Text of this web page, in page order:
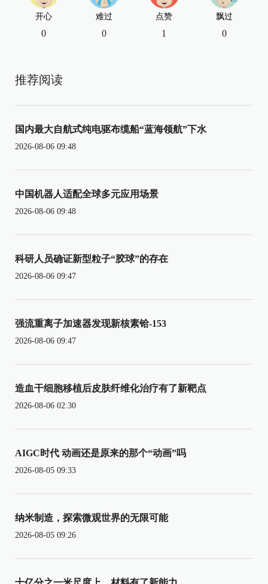
开心
0
难过
0
点赞
1
飘过
0
推荐阅读
国内最大自航式纯电驱布缆船“蓝海领航”下水
2026-08-06 09:48
中国机器人适配全球多元应用场景
2026-08-06 09:48
科研人员确证新型粒子“胶球”的存在
2026-08-06 09:47
强流重离子加速器发现新核素铪-153
2026-08-06 09:47
造血干细胞移植后皮肤纤维化治疗有了新靶点
2026-08-06 02:30
AIGC时代 动画还是原来的那个“动画”吗
2026-08-05 09:33
纳米制造，探索微观世界的无限可能
2026-08-05 09:26